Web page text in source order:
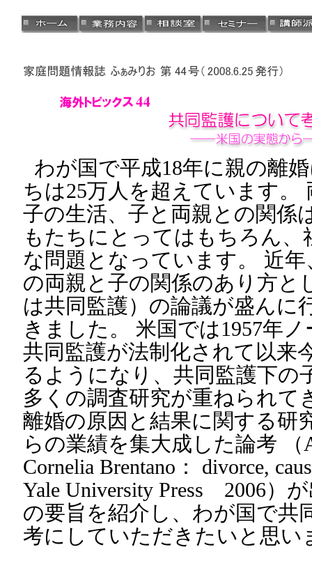
わが国で平成18年に親の離
ちは25万人を超えています。
子の生活、子と両親との関係
もたちにとってはもちろん
な問題となっています。 近
の両親と子の関係のあり方と
は共同監護）の論議が盛んに
きました。 米国では1957年
共同監護が法制化されて以来
るようになり、共同監護下の
多くの調査研究が重ねられて
離婚の原因と結果に関する研
らの業績を集大成した論考 （
Cornelia Brentano： divorce,
Yale University Press 2006）
の要旨を紹介し、わが国で共
考にしていただきたいと思い